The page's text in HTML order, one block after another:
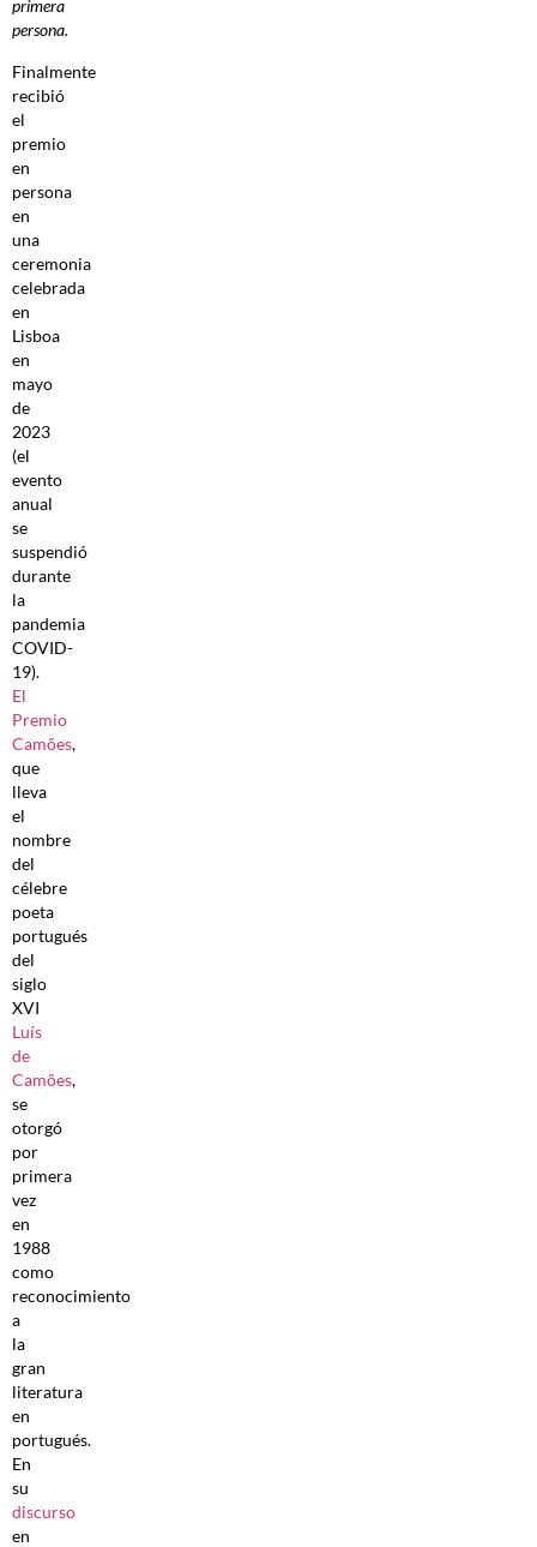
primera
persona.
Finalmente
recibió
el
premio
en
persona
en
una
ceremonia
celebrada
en
Lisboa
en
mayo
de
2023
(el
evento
anual
se
suspendió
durante
la
pandemia
COVID-
19).
El
Premio
Camões,
que
lleva
el
nombre
del
célebre
poeta
portugués
del
siglo
XVI
Luís
de
Camões,
se
otorgó
por
primera
vez
en
1988
como
reconocimiento
a
la
gran
literatura
en
portugués.
En
su
discurso
en